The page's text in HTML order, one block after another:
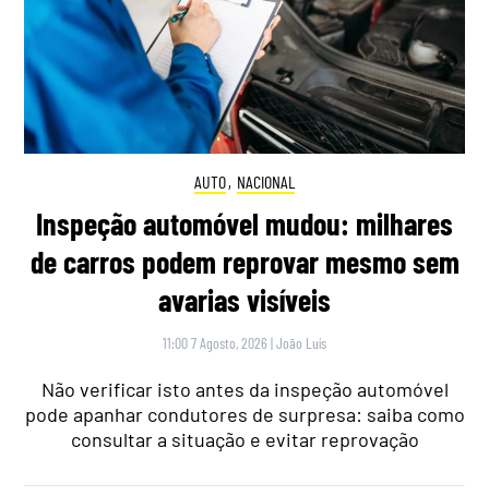
AUTO, NACIONAL
Inspeção automóvel mudou: milhares
de carros podem reprovar mesmo sem
avarias visíveis
11:00 7 Agosto, 2026 |João Luís
Não verificar isto antes da inspeção automóvel
pode apanhar condutores de surpresa: saiba como
consultar a situação e evitar reprovação